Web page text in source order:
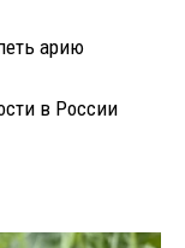
арию
в России